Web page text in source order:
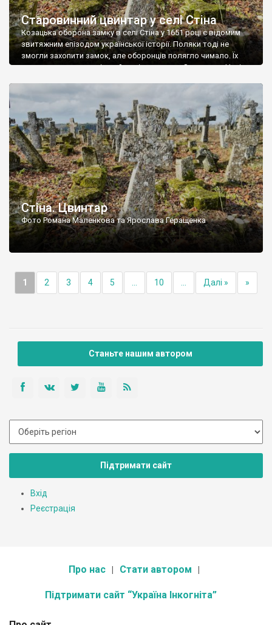
Старовинний цвинтар у селі Стіна
Козацька оборона замку в селі Стіна у 1651 році є відомим
звитяжним епізодом української історії. Поляки тоді не
змогли захопити замок, але оборонців полягло чимало. Їх
поховали на цвинтарі, який тоді називався Замковим. Нині на
ньому чимало хрестів 19 століття, є такі, де епітафії стер […]
Стіна. Цвинтар
Фото Романа Маленкова та Ярослава Геращенка
1 2 3 4 5 10 Далі » »
Станьте нашим автором
Підтримати сайт
Вхід
Реєстрація
Про нас Стати автором
Підтримати сайт “Україна Інкогніта”